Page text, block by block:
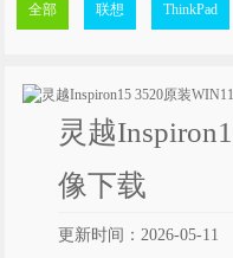
全部 联想 ThinkPad
灵越
像下载
更新时间：2026-05-11